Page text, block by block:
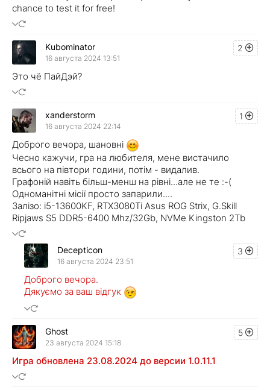
chance to test it for free!
2
Kubominator
16 августа 2024 13:51
Это чё ПайДэй?
1
xanderstorm
16 августа 2024 22:14
Доброго вечора, шановні
Чесно кажучи, гра на любителя, мене вистачило
всього на півтори години, потім - видалив.
Графоній навіть більш-менш на рівні...але не те :-(
Одноманітні місії просто запарили....
Залізо: i5-13600KF, RTX3080Ti Asus ROG Strix, G.Skill
Ripjaws S5 DDR5-6400 Mhz/32Gb, NVMe Kingston 2Tb
3
Decepticon
16 августа 2024 23:51
Доброго вечора.
Дякуємо за ваш відгук
5
Ghost
23 августа 2024 15:18
Игра обновлена 23.08.2024 до версии 1.0.11.1